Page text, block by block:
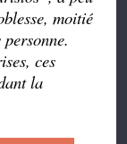
moitié
ces
la